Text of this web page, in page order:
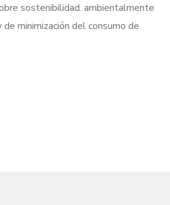
sostenibilidad. ambientalmente
minimización del consumo de